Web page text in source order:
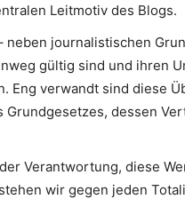
Leitmotiv des Blogs.
journalistischen
gültig sind und ihren
Eng verwandt sind diese
Grundgesetzes, dessen
Verantwortung, diese
wir gegen jeden